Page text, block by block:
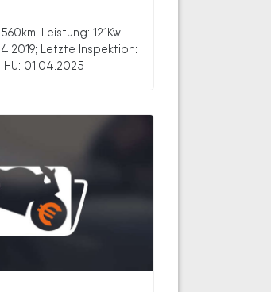
Leistung: 121Kw;
Letzte Inspektion:
01.04.2025